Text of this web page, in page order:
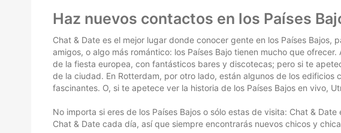
Haz nuevos contactos en los Países
Chat & Date es el mejor lugar donde conocer gente en los Países
amigos, o algo más romántico: los Países Bajo tienen mucho que
de la fiesta europea, con fantásticos bares y discotecas; pero si te
de la ciudad. En Rotterdam, por otro lado, están algunos de los
fascinantes. O, si te apetece ver la historia de los Países Bajos en vivo,
No importa si eres de los Países Bajos o sólo estas de visita: Chat &
Chat & Date cada día, así que siempre encontrarás nuevos chicos y